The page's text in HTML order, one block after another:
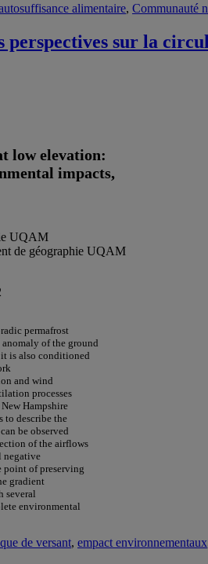
alimentaire, Communauté
sur la
low elevation:
impacts,
UQAM
de géographie UQAM
permafrost
of the ground
is also conditioned
and wind
processes
Hampshire
to describe the
be observed
of the airflows
negative
point of preserving
gradient
several
environmental
de versant, empact environnementaux